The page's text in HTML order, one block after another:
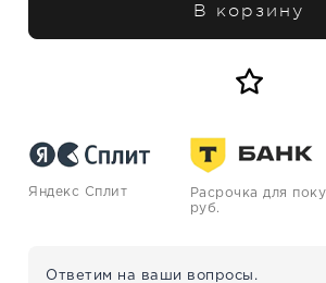
В корзину
Яндекс Сплит
Расрочка для
руб.
Ответим на ваши вопросы.